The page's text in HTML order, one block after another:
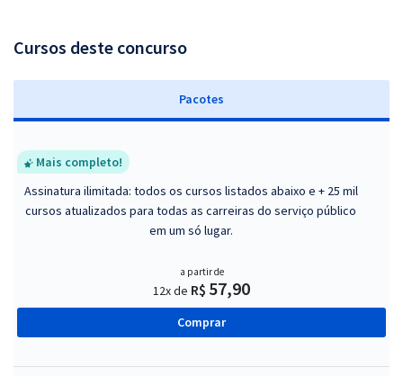
Cursos deste concurso
Pacotes
Mais completo!
Assinatura ilimitada: todos os cursos listados abaixo e + 25 mil
cursos atualizados para todas as carreiras do serviço público
em um só lugar.
a partir de
12x de R$ 57,90
Comprar